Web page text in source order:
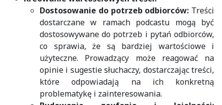
Dostosowanie do potrzeb odbiorców: Treści
dostarczane w ramach podcastu mogą być
dostosowywane do potrzeb i pytań odbiorców,
co sprawia, że są bardziej wartościowe i
użyteczne. Prowadzący może reagować na
opinie i sugestie słuchaczy, dostarczając treści,
które odpowiadają na ich konkretną
problematykę i zainteresowania.